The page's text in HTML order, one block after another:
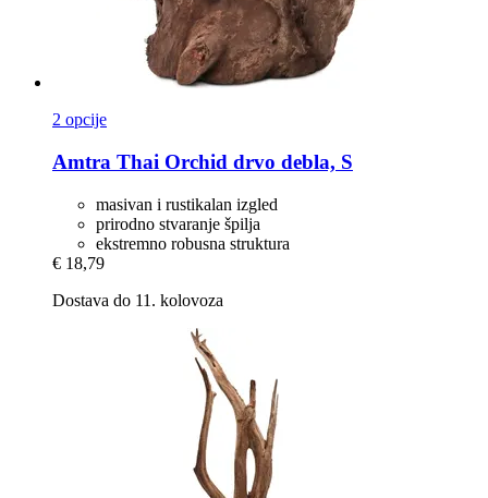
2 opcije
Amtra Thai Orchid drvo debla, S
masivan i rustikalan izgled
prirodno stvaranje špilja
ekstremno robusna struktura
€ 18,79
Dostava do 11. kolovoza